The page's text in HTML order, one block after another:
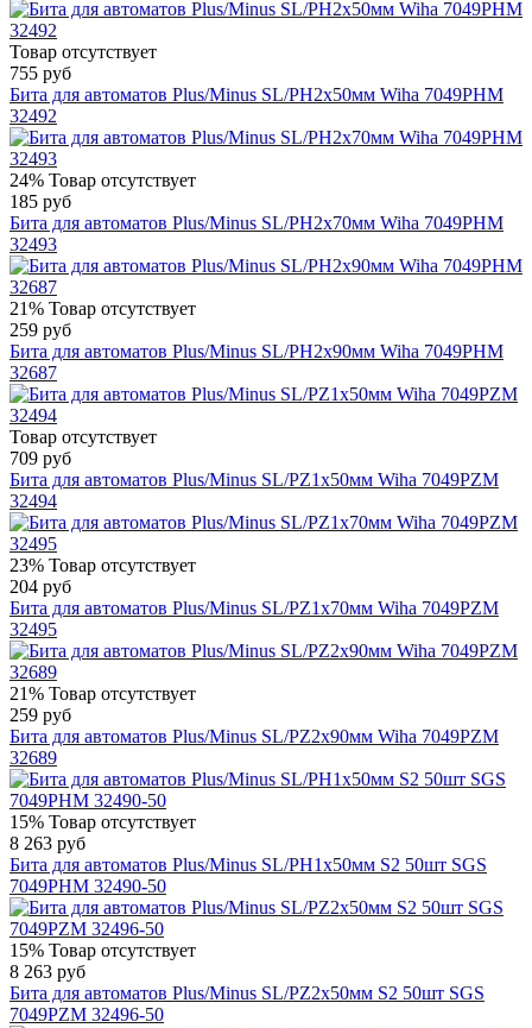
Товар отсутствует
755 руб
Бита для автоматов Plus/Minus SL/PH2х50мм Wiha 7049PHM
32492
24% Товар отсутствует
185 руб
Бита для автоматов Plus/Minus SL/PH2х70мм Wiha 7049PHM
32493
21% Товар отсутствует
259 руб
Бита для автоматов Plus/Minus SL/PH2х90мм Wiha 7049PHM
32687
Товар отсутствует
709 руб
Бита для автоматов Plus/Minus SL/PZ1х50мм Wiha 7049PZM
32494
23% Товар отсутствует
204 руб
Бита для автоматов Plus/Minus SL/PZ1х70мм Wiha 7049PZM
32495
21% Товар отсутствует
259 руб
Бита для автоматов Plus/Minus SL/PZ2х90мм Wiha 7049PZM
32689
15% Товар отсутствует
8 263 руб
Бита для автоматов Plus/Minus SL/PH1х50мм S2 50шт SGS
7049PHM 32490-50
15% Товар отсутствует
8 263 руб
Бита для автоматов Plus/Minus SL/PZ2х50мм S2 50шт SGS
7049PZM 32496-50